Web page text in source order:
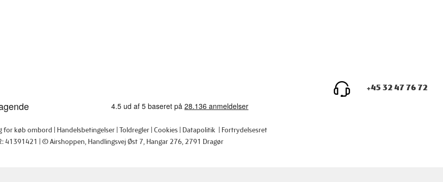
+45 32 47 76 72
for køb ombord Handelsbetingelser Toldregler Cookies Datapolitik
Fortrydelsesret
41391421
© Airshoppen , Handlingsvej Øst 7, Hangar 276, 2791 Dragør